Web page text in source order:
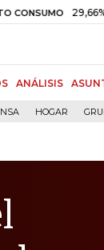
29,66% +0,87%
ANÁLISIS
HOGAR